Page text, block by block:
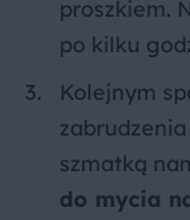
proszkiem.
po kilku
Kolejnym
szmatką
do mycia